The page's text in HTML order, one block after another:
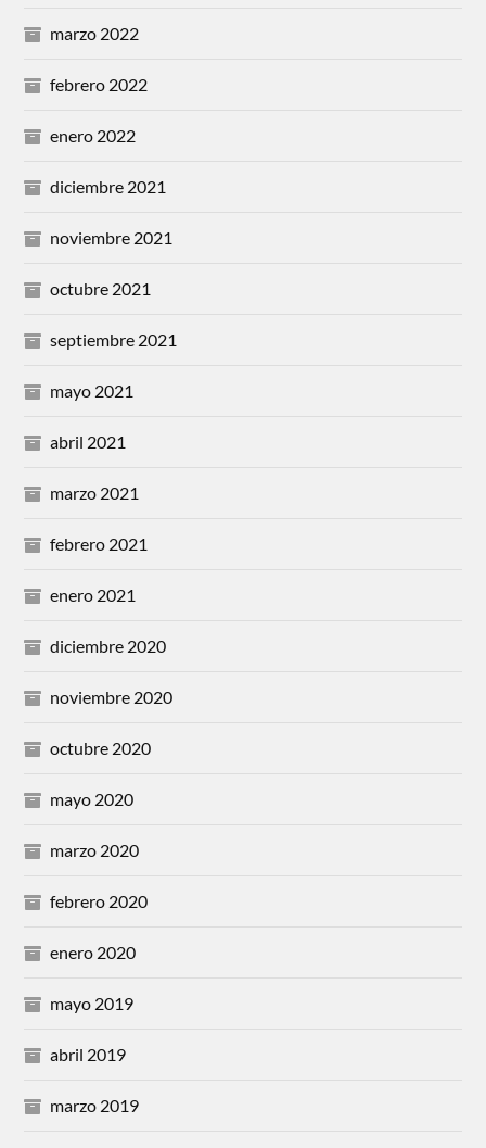
marzo 2022
febrero 2022
enero 2022
diciembre 2021
noviembre 2021
octubre 2021
septiembre 2021
mayo 2021
abril 2021
marzo 2021
febrero 2021
enero 2021
diciembre 2020
noviembre 2020
octubre 2020
mayo 2020
marzo 2020
febrero 2020
enero 2020
mayo 2019
abril 2019
marzo 2019